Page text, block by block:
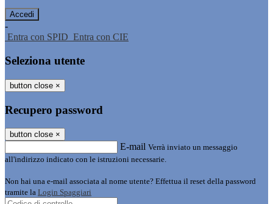
-
Entra con SPID Entra con CIE
Seleziona utente
button close ×
Recupero password
button close ×
E-mail Verrà inviato un messaggio
all'indirizzo indicato con le istruzioni necessarie.
Non hai una e-mail associata al nome utente? Effettua il reset della password
tramite la Login Spaggiari